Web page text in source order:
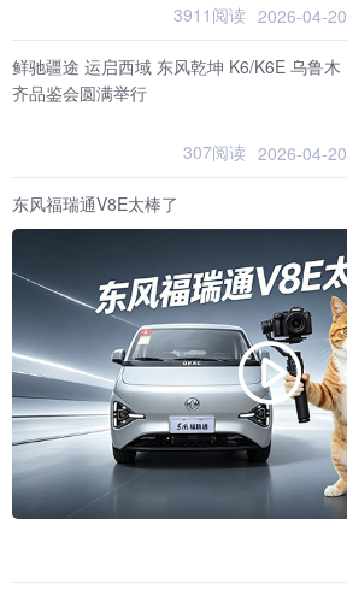
3911阅读 2026-04-20
鲜驰疆途 运启西域 东风乾坤 K6/K6E 乌鲁木
齐品鉴会圆满举行
307阅读 2026-04-20
东风福瑞通V8E太棒了